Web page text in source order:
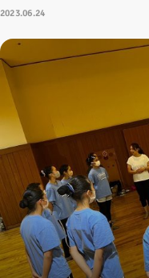
2023.06.24